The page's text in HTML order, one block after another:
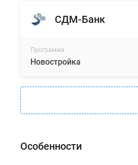
СДМ-Банк
Программа
Новостройка
Особенности